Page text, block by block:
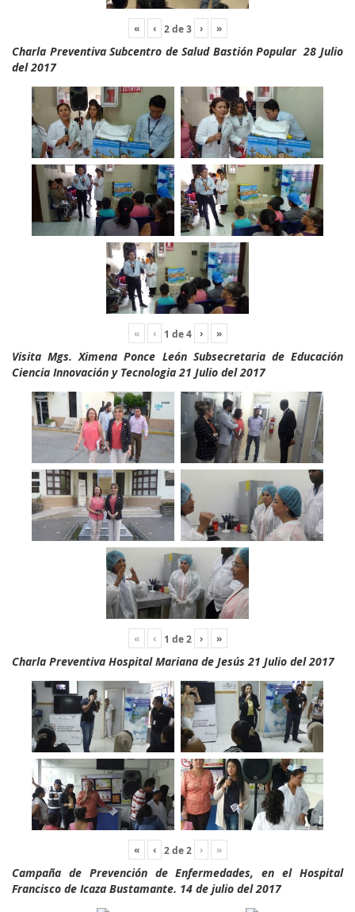
« ‹ 2de3 › »
Charla Preventiva Subcentro de Salud Bastión Popular 28 Julio
del 2017
« ‹ 1 de4 › »
Visita Mgs. Ximena Ponce León Subsecretaria de Educación
Ciencia Innovación y Tecnologia 21 Julio del 2017
« ‹ 1 de2 › »
Charla Preventiva Hospital Mariana de Jesús 21 Julio del 2017
« ‹ 2de2 › »
Campaña de Prevención de Enfermedades, en el Hospital
Francisco de Icaza Bustamante. 14 de julio del 2017